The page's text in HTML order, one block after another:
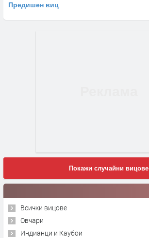
Предишен виц
Покажи случайни вицове
Всички вицове
Овчари
Индианци и Каубои